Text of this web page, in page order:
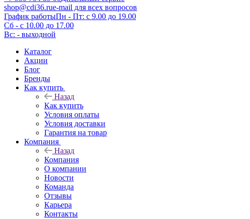
shop@cdi36.rue-mail для всех вопросов
График работыПн - Пт: с 9.00 до 19.00
Сб - с 10.00 до 17.00
Вс: - выходной
Каталог
Акции
Блог
Бренды
Как купить
Назад
Как купить
Условия оплаты
Условия доставки
Гарантия на товар
Компания
Назад
Компания
О компании
Новости
Команда
Отзывы
Карьера
Контакты